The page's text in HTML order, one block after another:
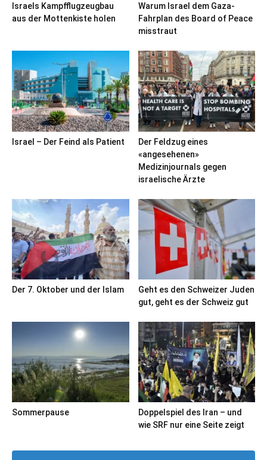
Israels Kampfflugzeugbau
aus der Mottenkiste holen
Warum Israel dem Gaza-
Fahrplan des Board of Peace
misstraut
Israel – Der Feind als Patient
Der Feldzug eines
«angesehenen»
Medizinjournals gegen
israelische Ärzte
Der 7. Oktober und der Islam
Geht es den Schweizer Juden
gut, geht es der Schweiz gut
Sommerpause
Doppelspiel des Iran – und
wie SRF nur eine Seite zeigt